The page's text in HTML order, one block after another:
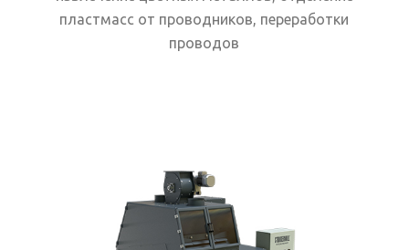
пластмасс от проводников, переработки
проводов